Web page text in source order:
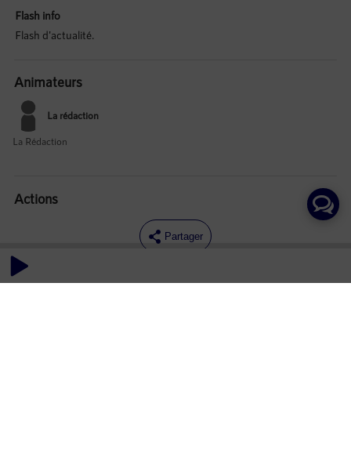
Flash info
Flash d'actualité.
Animateurs
La rédaction
La Rédaction
Actions
Partager
Commentaires